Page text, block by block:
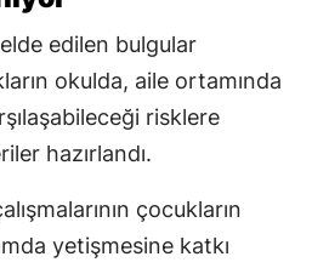
edilen bulgular
okulda, aile ortamında
risklere
hazırlandı.
çocukların
yetişmesine katkı